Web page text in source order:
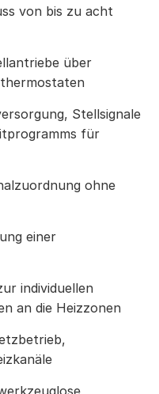
von bis zu acht
über
Stellsignale
für
ohne
einer
individuellen
an die Heizzonen